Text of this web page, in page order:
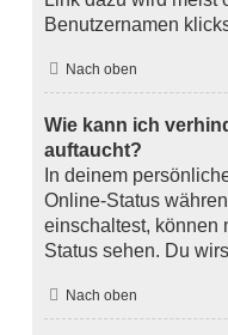
Benutzernamen
Nach oben
Wie kann ich
auftaucht?
In deinem
Online-Status
einschaltest, können
Status sehen. Du
Nach oben